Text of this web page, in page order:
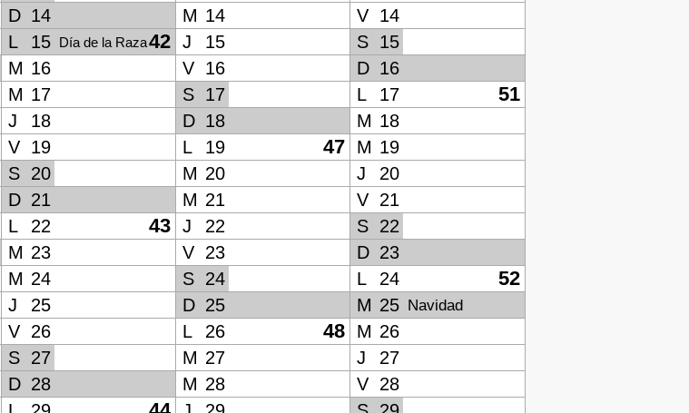
D 14 M 14 V
14
L 15 42
Día de la Raza J 15 S
15
M 16 V 16 D 16
M 17 S 17 L 17 51
J 18 D 18 M 18
V 19 L 19 47 M 19
S 20 M 20 J
20
D 21 M 21 V
21
L 22 43 J 22 S
22
M 23 V 23 D 23
M 24 S 24 L 24 52
J 25 D 25 M 25 Navidad
V 26 L 26 48 M 26
S 27 M 27 J
27
D 28 M 28 V
28